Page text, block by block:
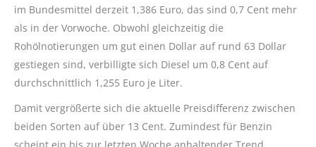
im Bundesmittel derzeit 1,386 Euro, das sind 0,7 Cent mehr
als in der Vorwoche. Obwohl gleichzeitig die
Rohölnotierungen um gut einen Dollar auf rund 63 Dollar
gestiegen sind, verbilligte sich Diesel um 0,8 Cent auf
durchschnittlich 1,255 Euro je Liter.
Damit vergrößerte sich die aktuelle Preisdifferenz zwischen
beiden Sorten auf über 13 Cent. Zumindest für Benzin